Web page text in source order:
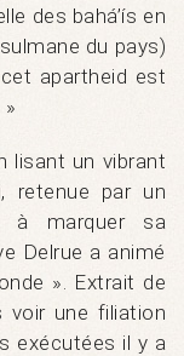
des bahá’ís en
du pays)
apartheid est
lisant un vibrant
retenue par un
à marquer sa
Delrue a animé
». Extrait de
voir une filiation
exécutées il y a